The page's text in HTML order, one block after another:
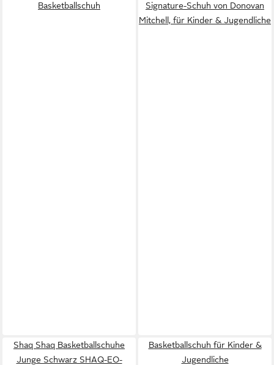
Basketballschuh
Signature-Schuh von Donovan
Mitchell, für Kinder & Jugendliche
Shaq Shaq Basketballschuhe
Junge Schwarz SHAQ-EO-
Basketballschuh für Kinder &
Jugendliche